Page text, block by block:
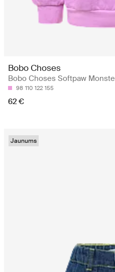
Bobo Choses
Bobo Choses Softpaw
98 110 122 155
62 €
Jaunums